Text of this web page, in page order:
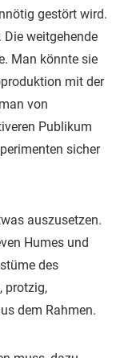
gestört wird.
weitgehende
Man könnte sie
mit der
von
Publikum
sicher
auszusetzen.
Humes und
des
protzig,
dem Rahmen.